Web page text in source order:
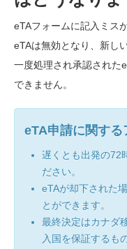
eTAフォームに記入ミス
eTAは無効となり、新し
一度処理され承認された
できません。
eTA申請に関する
遅くとも出発の72
ださい。
eTAが却下された
とができます。
最終決定はカナダ
入国を保証するも